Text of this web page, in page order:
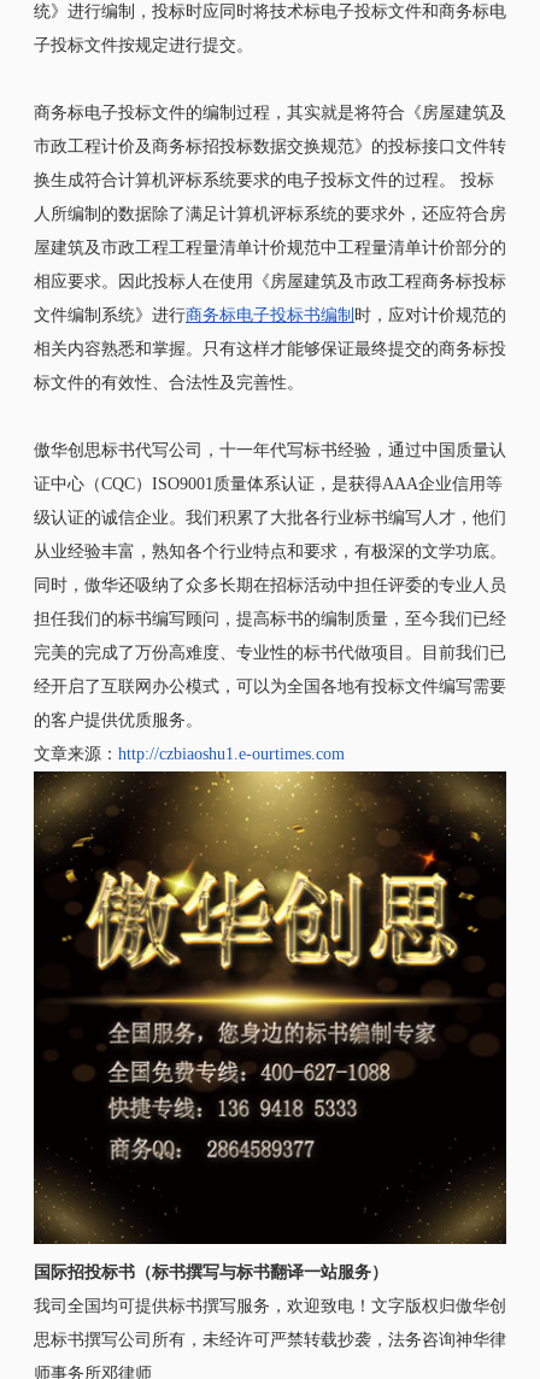
统》进行编制，投标时应同时将技术标电子投标文件和商务标电
子投标文件按规定进行提交。
商务标电子投标文件的编制过程，其实就是将符合《房屋建筑及
市政工程计价及商务标招投标数据交换规范》的投标接口文件转
换生成符合计算机评标系统要求的电子投标文件的过程。 投标
人所编制的数据除了满足计算机评标系统的要求外，还应符合房
屋建筑及市政工程工程量清单计价规范中工程量清单计价部分的
相应要求。因此投标人在使用《房屋建筑及市政工程商务标投标
文件编制系统》进行商务标电子投标书编制 时，应对计价规范的
相关内容熟悉和掌握。只有这样才能够保证最终提交的商务标投
标文件的有效性、合法性及完善性。
傲华创思标书代写公司，十一年代写标书经验，通过中国质量认
证中心（CQC）ISO9001质量体系认证，是获得AAA企业信用等
级认证的诚信企业。我们积累了大批各行业标书编写人才，他们
从业经验丰富，熟知各个行业特点和要求，有极深的文学功底。
同时，傲华还吸纳了众多长期在招标活动中担任评委的专业人员
担任我们的标书编写顾问，提高标书的编制质量，至今我们已经
完美的完成了万份高难度、专业性的标书代做项目。目前我们已
经开启了互联网办公模式，可以为全国各地有投标文件编写需要
的客户提供优质服务。
文章来源： http://czbiaoshu1.e-ourtimes.com
国际招投标书（标书撰写与标书翻译一站服务）
我司全国均可提供标书撰写服务，欢迎致电！文字版权归傲华创
思标书撰写公司所有，未经许可严禁转载抄袭，法务咨询神华律
师事务所邓律师